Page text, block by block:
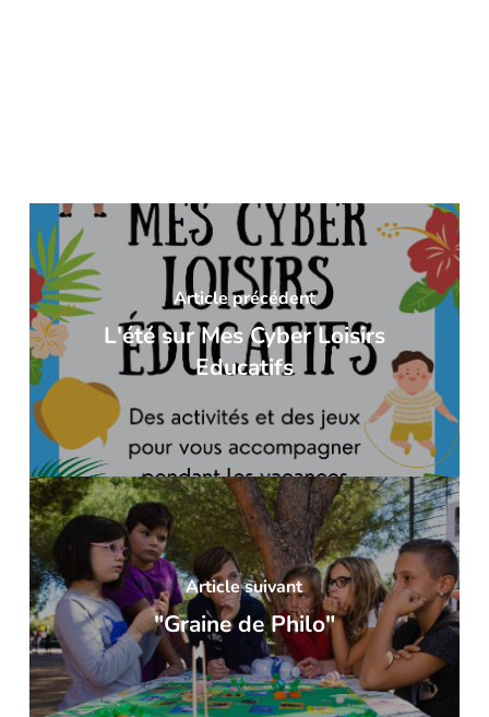
Article précédent
L'été sur Mes Cyber Loisirs
Educatifs
Article suivant
"Graine de Philo"